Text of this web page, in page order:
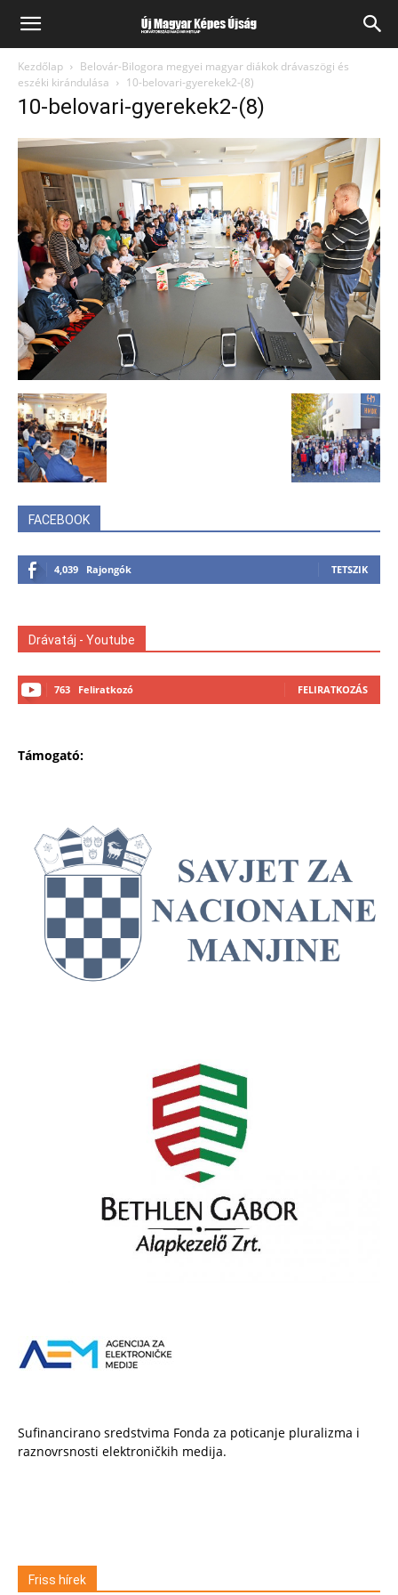
Kezdőlap
Belovár-Bilogora megyei magyar diákok drávaszögi és
eszéki kirándulása
10-belovari-gyerekek2-(8)
10-belovari-gyerekek2-(8)
FACEBOOK
4,039 Rajongók TETSZIK
Drávatáj - Youtube
763 Feliratkozó FELIRATKOZÁS
Támogató:
Sufinancirano sredstvima Fonda za poticanje pluralizma i
raznovrsnosti elektroničkih medija.
Friss hírek